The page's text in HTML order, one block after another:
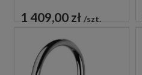
1 409,00 zł szt.